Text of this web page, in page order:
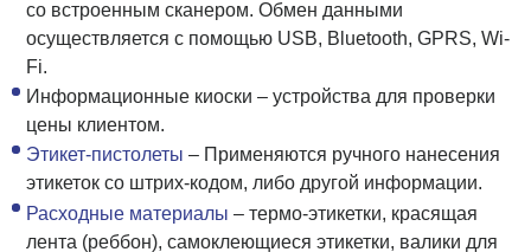
со встроенным сканером. Обмен данными
осуществляется с помощью USB, Bluetooth, GPRS, Wi-
Fi.
Информационные киоски – устройства для проверки
цены клиентом.
Этикет-пистолеты – Применяются ручного нанесения
этикеток со штрих-кодом, либо другой информации.
Расходные материалы – термо-этикетки, красящая
лента (реббон), самоклеющиеся этикетки, валики для